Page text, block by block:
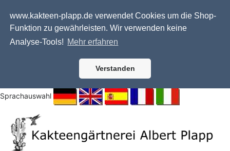
www.kakteen-plapp.de verwendet Cookies um die Shop-
Funktion zu gewährleisten. Wir verwenden keine
Analyse-Tools! Mehr erfahren
Verstanden
Sprachauswahl